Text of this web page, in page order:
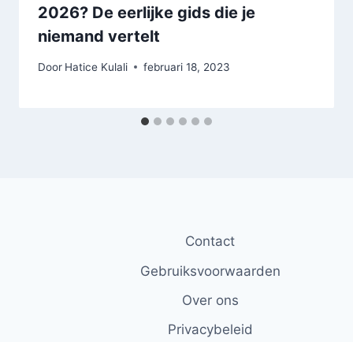
2026? De eerlijke gids die je
niemand vertelt
Door Hatice Kulali februari 18, 2023
Contact
Gebruiksvoorwaarden
Over ons
Privacybeleid